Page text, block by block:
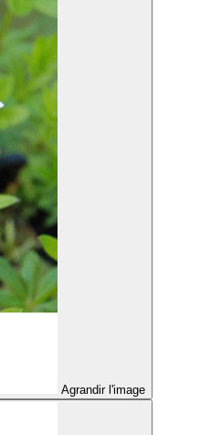
Agrandir l'image